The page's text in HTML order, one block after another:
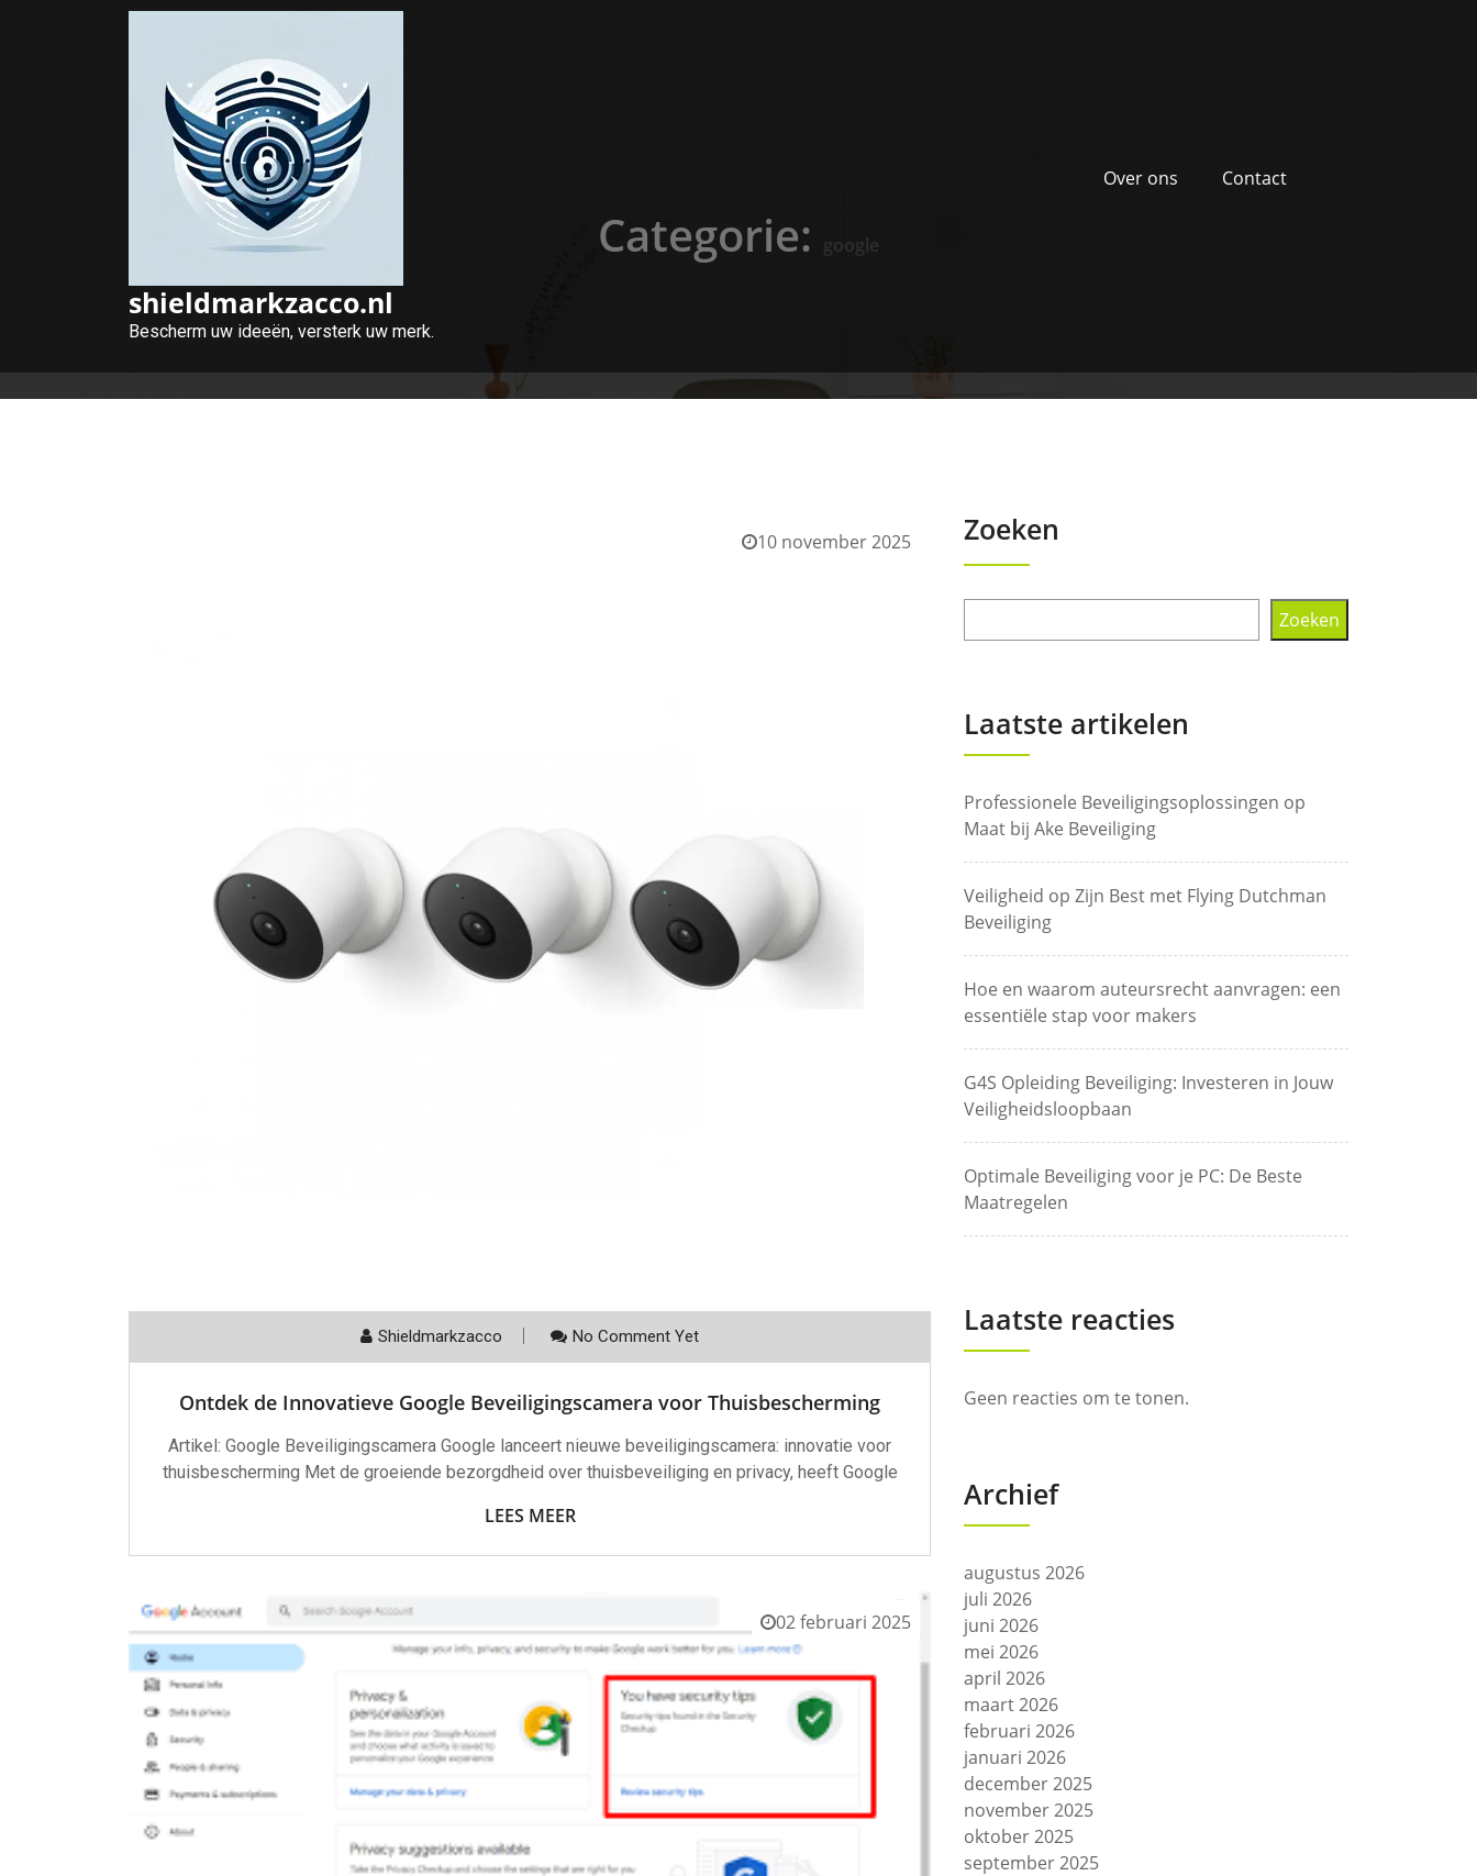
shieldmarkzacco.nl
Bescherm uw ideeën, versterk uw merk.
Over ons Contact
Categorie: google
10 november 2025
Shieldmarkzacco No Comment Yet
Ontdek de Innovatieve Google Beveiligingscamera voor Thuisbescherming
Artikel: Google Beveiligingscamera Google lanceert nieuwe beveiligingscamera: innovatie voor
thuisbescherming Met de groeiende bezorgdheid over thuisbeveiliging en privacy, heeft Google
LEES MEER
02 februari 2025
Zoeken
Zoeken
Laatste artikelen
Professionele Beveiligingsoplossingen op
Maat bij Ake Beveiliging
Veiligheid op Zijn Best met Flying Dutchman
Beveiliging
Hoe en waarom auteursrecht aanvragen: een
essentiële stap voor makers
G4S Opleiding Beveiliging: Investeren in Jouw
Veiligheidsloopbaan
Optimale Beveiliging voor je PC: De Beste
Maatregelen
Laatste reacties
Geen reacties om te tonen.
Archief
augustus 2026
juli 2026
juni 2026
mei 2026
april 2026
maart 2026
februari 2026
januari 2026
december 2025
november 2025
oktober 2025
september 2025